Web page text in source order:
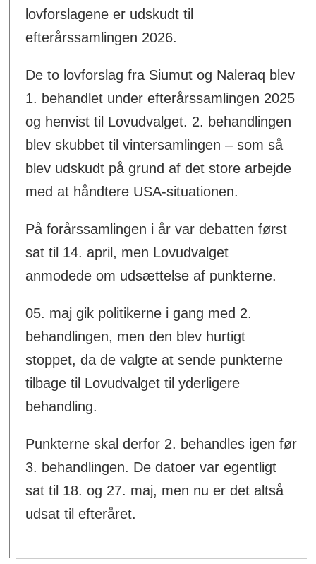
lovforslagene er udskudt til
efterårssamlingen 2026.
De to lovforslag fra Siumut og Naleraq blev
1. behandlet under efterårssamlingen 2025
og henvist til Lovudvalget. 2. behandlingen
blev skubbet til vintersamlingen – som så
blev udskudt på grund af det store arbejde
med at håndtere USA-situationen.
På forårssamlingen i år var debatten først
sat til 14. april, men Lovudvalget
anmodede om udsættelse af punkterne.
05. maj gik politikerne i gang med 2.
behandlingen, men den blev hurtigt
stoppet, da de valgte at sende punkterne
tilbage til Lovudvalget til yderligere
behandling.
Punkterne skal derfor 2. behandles igen før
3. behandlingen. De datoer var egentligt
sat til 18. og 27. maj, men nu er det altså
udsat til efteråret.